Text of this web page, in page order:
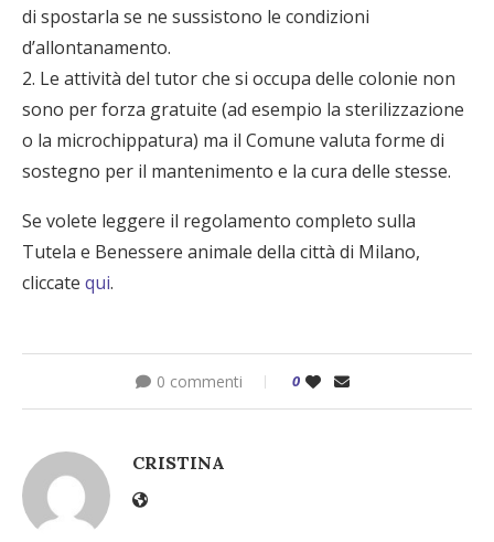
di spostarla se ne sussistono le condizioni
d’allontanamento.
2. Le attività del tutor che si occupa delle colonie non
sono per forza gratuite (ad esempio la sterilizzazione
o la microchippatura) ma il Comune valuta forme di
sostegno per il mantenimento e la cura delle stesse.
Se volete leggere il regolamento completo sulla
Tutela e Benessere animale della città di Milano,
cliccate qui.
0 commenti 0
CRISTINA